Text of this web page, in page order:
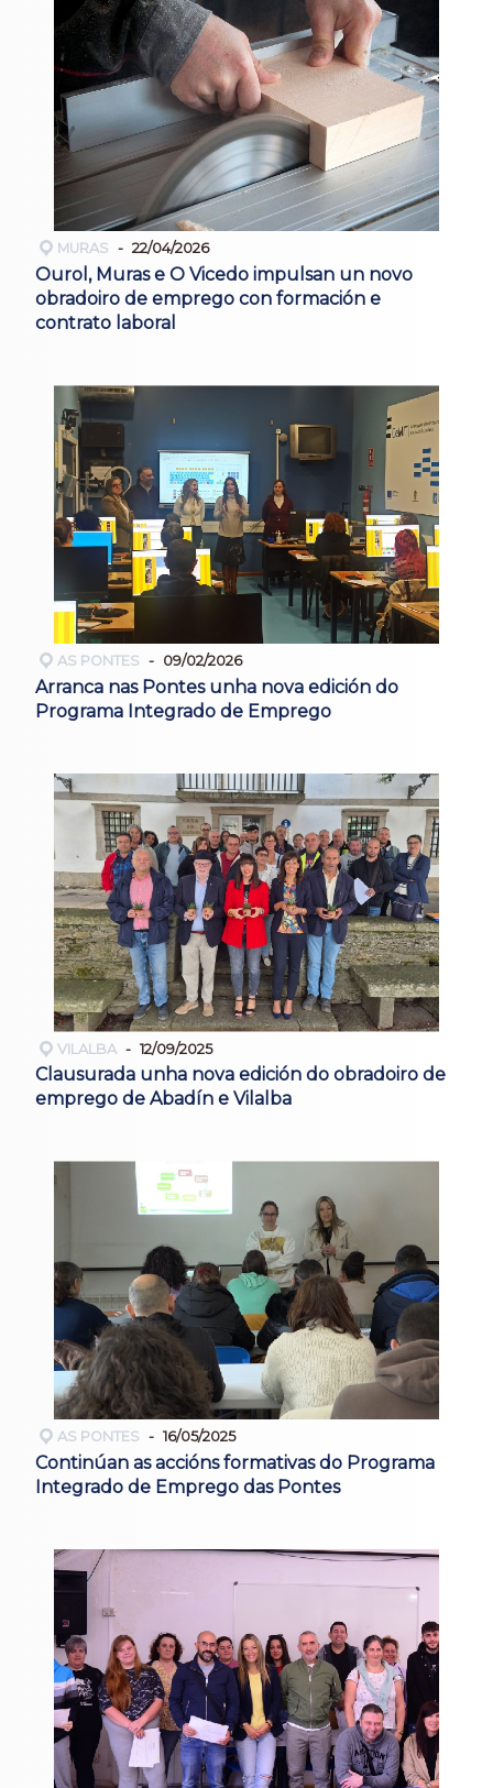
MURAS 22/04/2026
Ourol, Muras e O Vicedo impulsan un novo
obradoiro de emprego con formación e
contrato laboral
AS PONTES 09/02/2026
Arranca nas Pontes unha nova edición do
Programa Integrado de Emprego
VILALBA 12/09/2025
Clausurada unha nova edición do obradoiro de
emprego de Abadín e Vilalba
AS PONTES 16/05/2025
Continúan as accións formativas do Programa
Integrado de Emprego das Pontes